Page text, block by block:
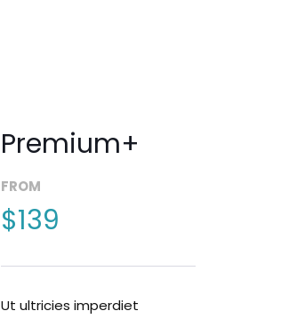
Premium+
FROM
$139
Ut ultricies imperdiet